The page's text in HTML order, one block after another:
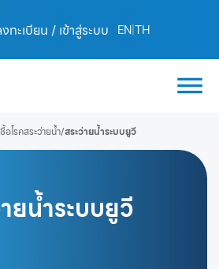
ทะเบียน / เข้าสู่ระบบ EN|TH
อโรคสระว่ายน้ำ/สระว่ายน้ำระบบยูวี
ยน้ำระบบยูวี